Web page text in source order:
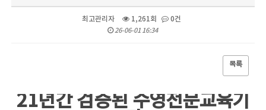
최고관리자 1,261회 0건
26-06-01 16:34
목록
본문
21년간 검증된 수영전문교육기